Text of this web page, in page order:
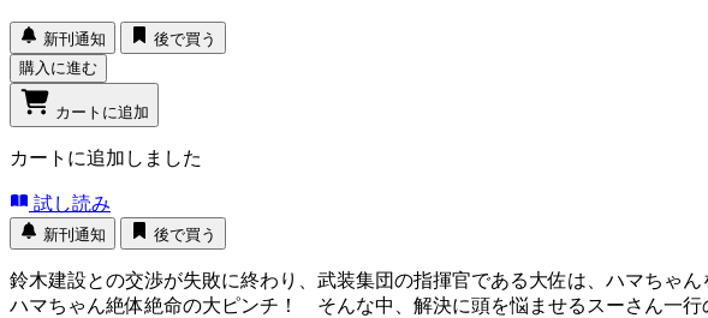
新刊通知
後で買う
購入に進む
カートに追加
カートに追加しました
試し読み
新刊通知 後で買う
鈴木建設との交渉が失敗に終わり、武装集団の指揮官である大佐は、ハマちゃ
ハマちゃん絶体絶命の大ピンチ！ そんな中、解決に頭を悩ませるスーさん一